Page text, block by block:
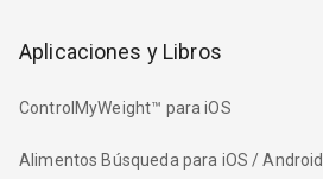
Aplicaciones y Libros
ControlMyWeight™ para iOS
Alimentos Búsqueda para iOS / Android